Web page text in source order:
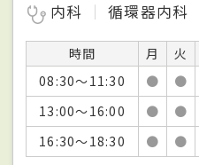
内科
循環器内科
時間 月 火
08:30～11:30
● ●
13:00～16:00
● ●
16:30～18:30
● ●